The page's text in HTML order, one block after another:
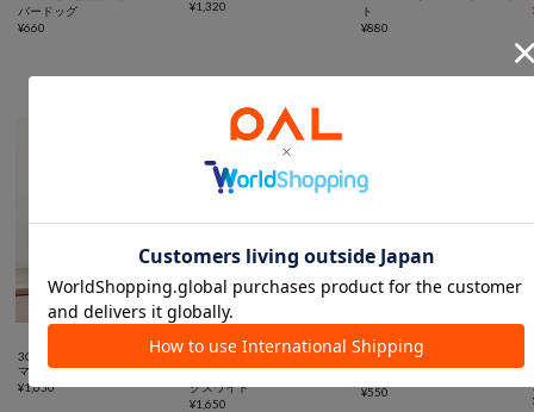
バードッグ
¥660
¥1,320
ト
¥880
3COINS
マルチクリアボックス棚付き
¥1,650

3COINS
《2WAY》マルチクリアボッ
クスワイド
¥1,650
SALE 
3COINS
¥550